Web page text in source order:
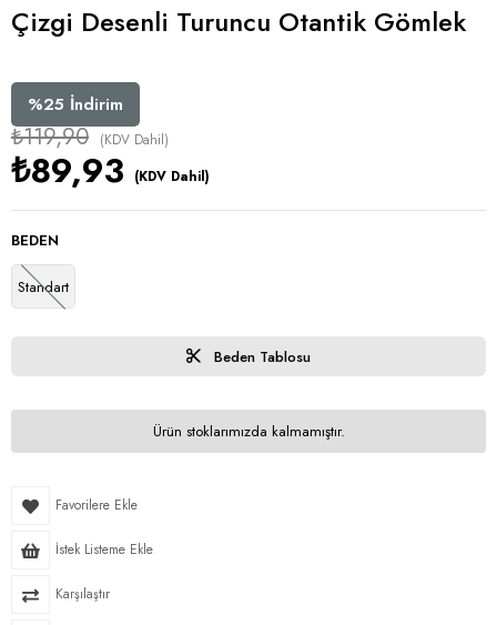
Çizgi Desenli Turuncu Otantik Gömlek
%25 İndirim
₺119,90 (KDV Dahil)
₺89,93 (KDV Dahil)
BEDEN
Standart
Beden Tablosu
Ürün stoklarımızda kalmamıştır.
Favorilere Ekle
İstek Listeme Ekle
Karşılaştır